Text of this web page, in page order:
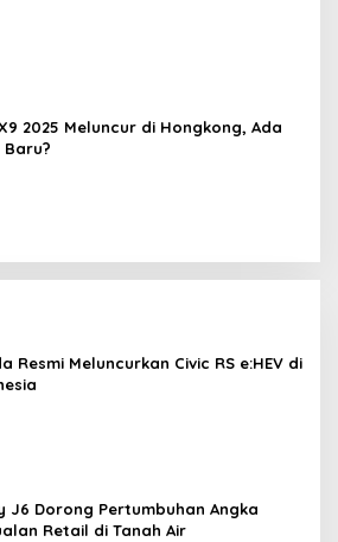
2025 Meluncur di Hongkong, Ada
Resmi Meluncurkan Civic RS e:HEV di
J6 Dorong Pertumbuhan Angka
Retail di Tanah Air